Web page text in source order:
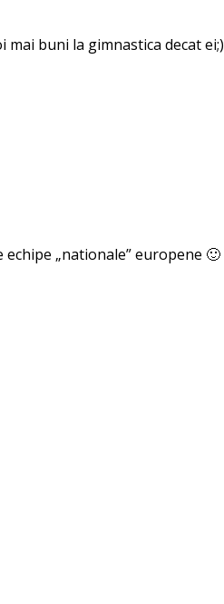
buni la gimnastica decat ei;)
„nationale” europene 🙂